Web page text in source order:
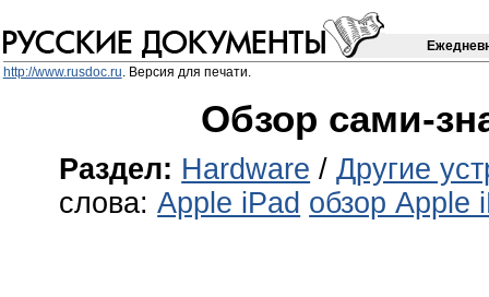
http://www.rusdoc.ru. Версия для печати.
Обзор сами-
Раздел: Hardware /Другие
слова:Apple iPad обзор Apple